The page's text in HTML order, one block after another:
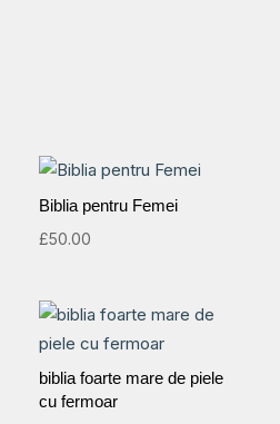
Biblia pentru Femei
£50.00
biblia foarte mare de piele
cu fermoar